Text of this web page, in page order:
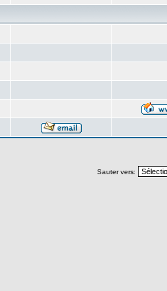
Sauter vers: